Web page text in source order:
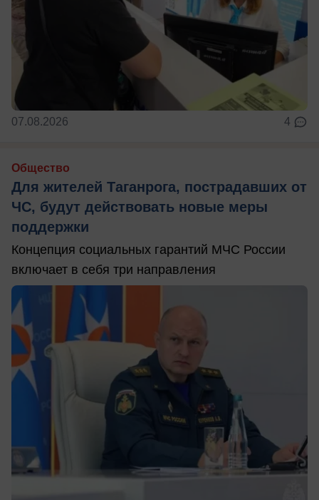
07.08.2026 4
Общество
Для жителей Таганрога, пострадавших от
ЧС, будут действовать новые меры
поддержки
Концепция социальных гарантий МЧС России
включает в себя три направления